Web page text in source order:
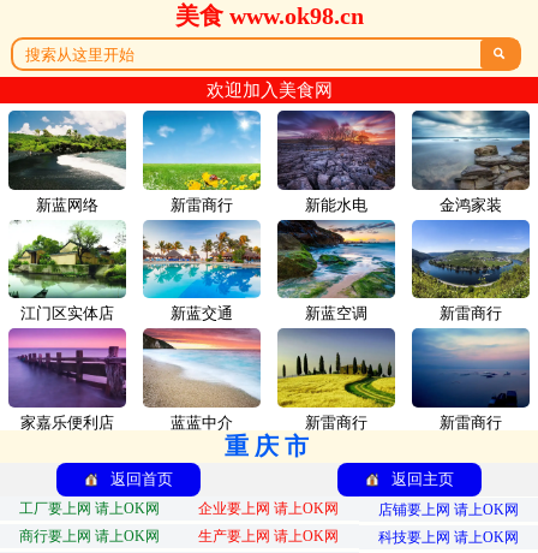
美食 www.ok98.cn

欢迎加入美食网
新蓝网络 新雷商行
江门区实体店 新蓝交通
家嘉乐便利店 蓝蓝中介
新能水电 金鸿家装
新蓝空调 新雷商行
新雷商行 新雷商行
重庆市
返回首页 返回主页
工厂要上网 请上OK网 企业要上网 请上OK网
店铺要上网 请上OK网
商行要上网 请上OK网
生产要上网 请上OK网
科技要上网 请上OK网